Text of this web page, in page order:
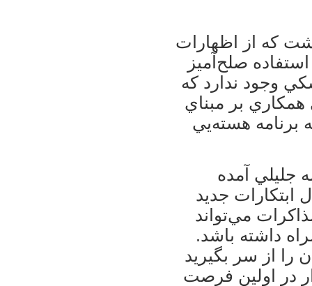
كه از اظهارات
صلح‌آميز
وجود ندارد كه
همكاري بر مبناي
برنامه هسته‌يي
جليلي آمده
ابتكارات جديد
مي‌تواند
داشته باشد.
را از سر بگيريد
در اولين فرصت